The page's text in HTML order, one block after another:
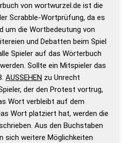
eines semantischen
gute Anhaltspunkte zu
und Wortform, um die
das Scrabble-Spiel zu
Turnier Scrabble-
– Standardwerk in 12 Bänden
– Richtiges und gutes
– Die deutsche Grammatik
von wortwurzel.de ist die
Scrabble-Wortprüfung, da es
um die Wortbedeutung von
und Debatten beim Spiel
Spieler auf das Wörterbuch
Sollte ein Mitspieler das
AUSSEHEN zu Unrecht
der den Protest vortrug,
Wort verbleibt auf dem
Wort platziert hat, werden die
Aus den Buchstaben
sich weitere Möglichkeiten